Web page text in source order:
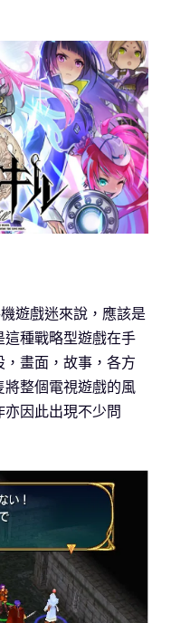
遊戲迷來說，應該是
種戰略型遊戲在手
畫面，故事，各方
整個電視遊戲的風
因此出現不少問